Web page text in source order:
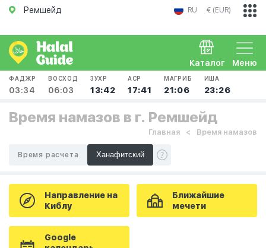
Ремшейд RU € (EUR)
Меню
Каталог
ФАДЖР
03:34
ВОСХОД
06:03
ЗУХР
13:42
АСР
17:41
МАГРИБ
21:06
ИША
23:26
Время намазов в г. Ремшейд
Главная Время намазов
Время расчета
Направление на
Киблу
Ближайшие
мечети
Google